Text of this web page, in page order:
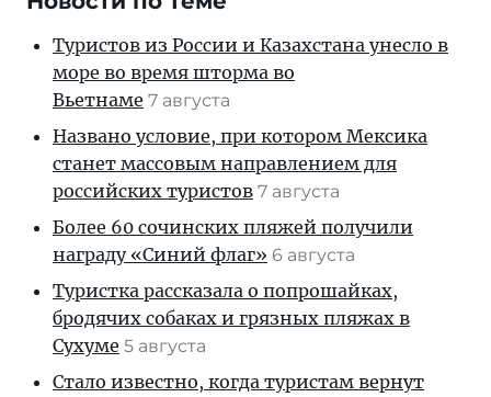
Туристов из России и Казахстана унесло в
море во время шторма во
Вьетнаме 7 августа
Названо условие, при котором Мексика
станет массовым направлением для
российских туристов 7 августа
Более 60 сочинских пляжей получили
награду «Синий флаг» 6 августа
Туристка рассказала о попрошайках,
бродячих собаках и грязных пляжах в
Сухуме 5 августа
Стало известно, когда туристам вернут